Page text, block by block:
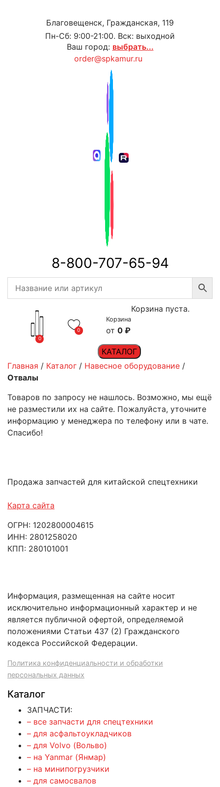
Благовещенск, Гражданская, 119
Пн-Сб: 9:00-21:00. Вск: выходной
Ваш город: выбрать...
order@spkamur.ru
8-800-707-65-94
0
0
Корзина
0 ₽
Корзина пуста.
КАТАЛОГ
Главная / Каталог / Навесное оборудование /
Отвалы
Товаров по запросу не нашлось. Возможно, мы ещё
не разместили их на сайте. Пожалуйста, уточните
информацию у менеджера по телефону или в чате.
Спасибо!
Продажа запчастей для китайской спецтехники
Карта сайта
ОГРН: 1202800004615
ИНН: 2801258020
КПП: 280101001
Информация, размещенная на сайте носит
исключительно информационный характер и не
является публичной офертой, определяемой
положениями Статьи 437 (2) Гражданского
кодекса Российской Федерации.
Политика конфиденциальности и обработки
персональных данных
Каталог
ЗАПЧАСТИ:
– все запчасти для спецтехники
– для асфальтоукладчиков
– для Volvo (Вольво)
– на Yanmar (Янмар)
– на минипогрузчики
– для самосвалов